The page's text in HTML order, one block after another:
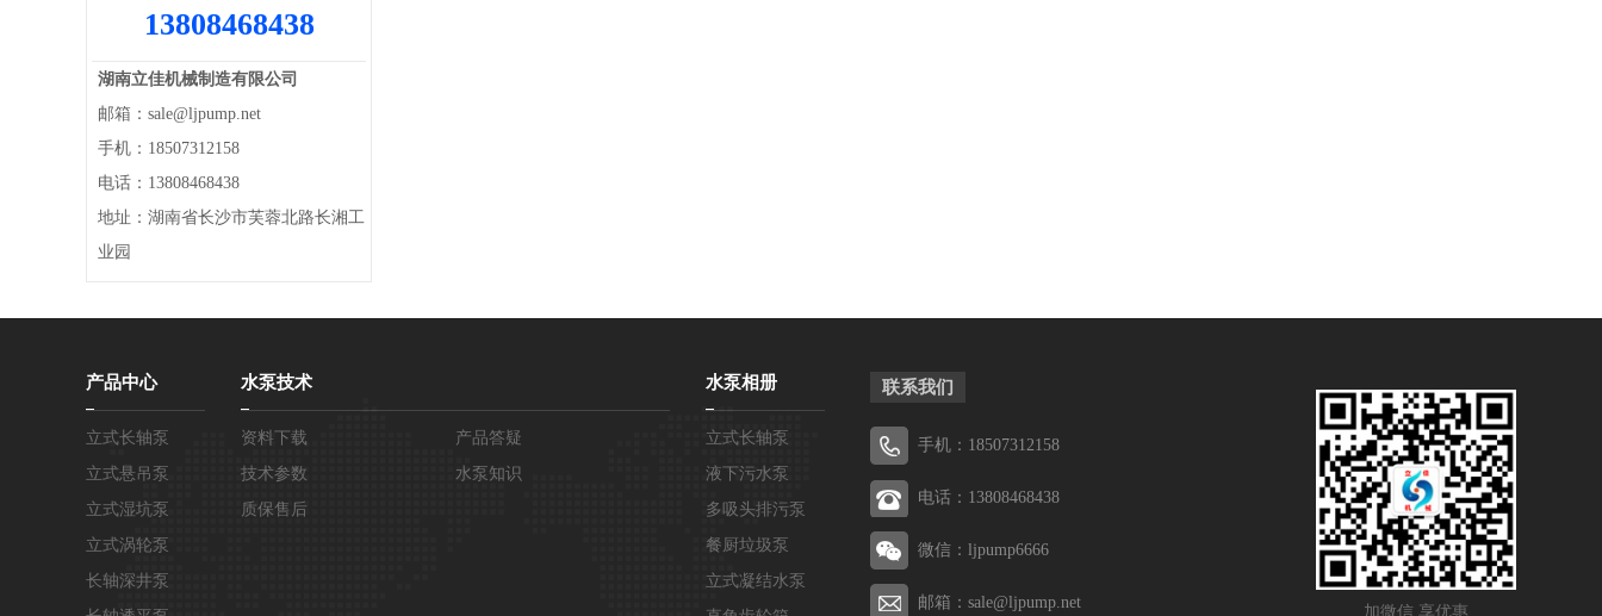
13808468438
湖南立佳机械制造有限公司
邮箱：sale@ljpump.net
手机：18507312158
电话：13808468438
地址：湖南省长沙市芙蓉北路长湘工
业园
产品中心
立式长轴泵
立式悬吊泵
立式湿坑泵
立式涡轮泵
长轴深井泵
水泵技术
资料下载
产品答疑
技术参数
水泵知识
质保售后
水泵相册
立式长轴泵
液下污水泵
多吸头排污泵
餐厨垃圾泵
立式凝结水泵
加微信 享优惠
联系我们
手机：18507312158
电话：13808468438
微信：ljpump6666
邮箱：sale@ljpump.net